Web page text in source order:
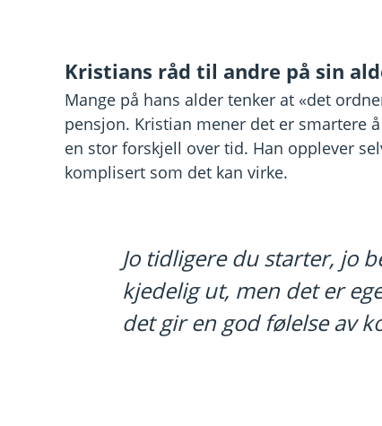
Kristians råd til andre på sin
Mange på hans alder tenker at «det
pensjon. Kristian mener det er smartere
en stor forskjell over tid. Han opplever
komplisert som det kan virke.
Jo tidligere du starter, jo
kjedelig ut, men det er
det gir en god følelse av